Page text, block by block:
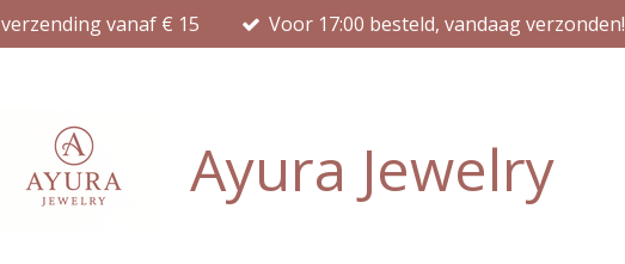
vanaf € 15 Voor 17:00 besteld, vandaag verzonden!
Ayura Jewelry